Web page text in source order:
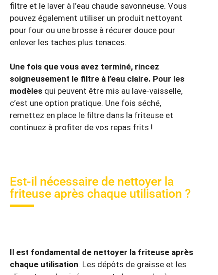
filtre et le laver à l’eau chaude savonneuse. Vous
pouvez également utiliser un produit nettoyant
pour four ou une brosse à récurer douce pour
enlever les taches plus tenaces.
Une fois que vous avez terminé, rincez
soigneusement le filtre à l’eau claire. Pour les
modèles qui peuvent être mis au lave-vaisselle,
c’est une option pratique. Une fois séché,
remettez en place le filtre dans la friteuse et
continuez à profiter de vos repas frits !
Est-il nécessaire de nettoyer la
friteuse après chaque utilisation ?
Il est fondamental de nettoyer la friteuse après
chaque utilisation. Les dépôts de graisse et les